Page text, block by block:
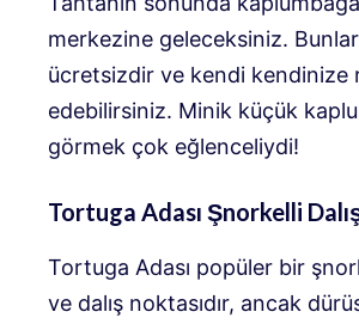
merkezine geleceksiniz.
ücretsizdir ve kendi kendinize
edebilirsiniz. Minik küçük
görmek çok eğlenceliydi!
Tortuga Adası Şnorkelli
Tortuga Adası popüler bir
ve dalış noktasıdır, ancak